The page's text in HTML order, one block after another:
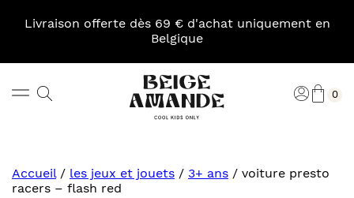
Livraison offerte dès 69 € d'achat uniquement en
Belgique
Rechercher 0
Accueil/ les jeux et jouets / 3+ ans / voiture presto
racers – flash red